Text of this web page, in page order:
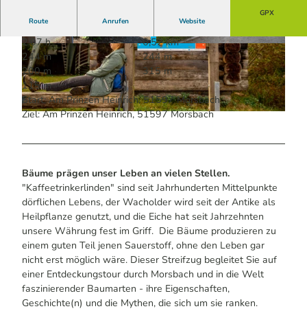
© Holger Hage für "Das Bergische" | KI-optimiert |CC-BY-SA
© Maren Pussak / Das Bergische | KI-optimiert
|CC-BY-SA
© Maren Pussak / Das Bergische | KI-optimiert
|CC-BY-SA
Route Anrufen Website
GPX
2:07 h
6,52 km
244 m
244 m
200 m
315 m
115 m
Start: Am Prinzen Heinrich, 51597 Morsbach
Ziel: Am Prinzen Heinrich, 51597 Morsbach
Bäume prägen unser Leben an vielen Stellen.
"Kaffeetrinkerlinden" sind seit Jahrhunderten Mittelpunkte
dörflichen Lebens, der Wacholder wird seit der Antike als
Heilpflanze genutzt, und die Eiche hat seit Jahrzehnten
unsere Währung fest im Griff. Die Bäume produzieren zu
einem guten Teil jenen Sauerstoff, ohne den Leben gar
nicht erst möglich wäre. Dieser Streifzug begleitet Sie auf
einer Entdeckungstour durch Morsbach und in die Welt
faszinierender Baumarten - ihre Eigenschaften,
Geschichte(n) und die Mythen, die sich um sie ranken.